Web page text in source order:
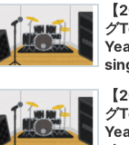
グ
グ